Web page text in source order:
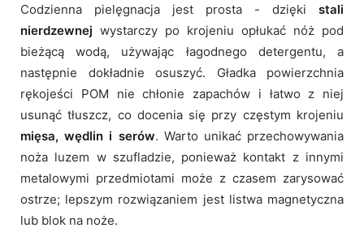
Codzienna pielęgnacja jest prosta - dzięki stali
nierdzewnej wystarczy po krojeniu opłukać nóż pod
bieżącą wodą, używając łagodnego detergentu, a
następnie dokładnie osuszyć. Gładka powierzchnia
rękojeści POM nie chłonie zapachów i łatwo z niej
usunąć tłuszcz, co docenia się przy częstym krojeniu
mięsa, wędlin i serów. Warto unikać przechowywania
noża luzem w szufladzie, ponieważ kontakt z innymi
metalowymi przedmiotami może z czasem zarysować
ostrze; lepszym rozwiązaniem jest listwa magnetyczna
lub blok na noże.